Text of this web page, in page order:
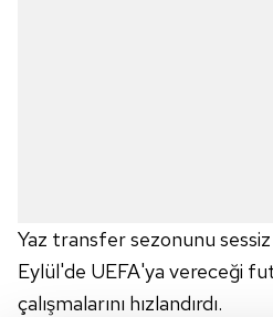
Yaz transfer sezonunu
Eylül'de UEFA'ya vereceği
çalışmalarını hızlandırdı.